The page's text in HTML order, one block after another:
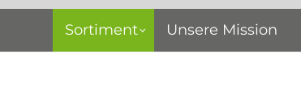
Sortiment Unsere Mission